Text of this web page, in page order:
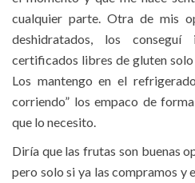
cualquier parte. Otra de mis
deshidratados, los
certificados libres de gluten solo
Los mantengo en el
corriendo” los empaco de
que lo necesito.
Diría que las frutas son buenas
pero solo si ya las compramos y